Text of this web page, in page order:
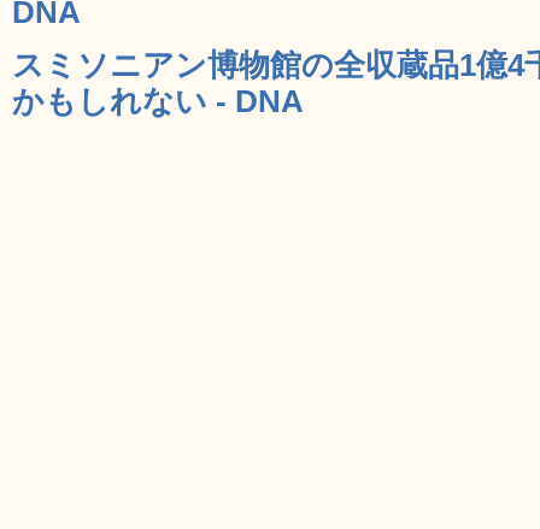
DNA
スミソニアン博物館の全収蔵品1億
かもしれない - DNA